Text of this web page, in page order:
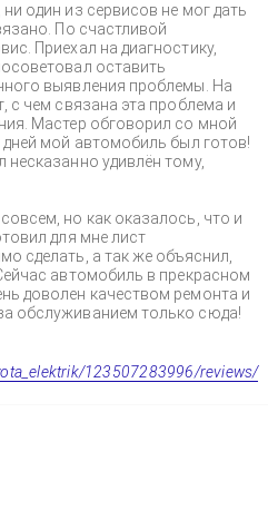
один из сервисов не мог дать
По счастливой
Приехал на диагностику,
оставить
выявления проблемы. На
с чем связана эта проблема и
Мастер обговорил со мной
мой автомобиль был готов!
несказанно удивлён тому,
но как оказалось, что и
для мне лист
сделать, а так же объяснил,
автомобиль в прекрасном
доволен качеством ремонта и
обслуживанием только сюда!
123507283996/reviews/